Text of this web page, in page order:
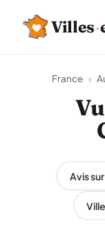
Villes·
France ›
Avis